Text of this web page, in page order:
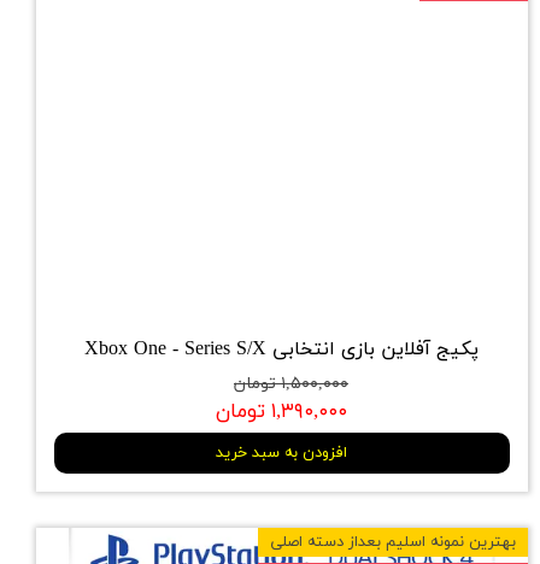
پکیج آفلاین بازی انتخابی Xbox One - Series S/X
۱,۵۰۰,۰۰۰ تومان
۱,۳۹۰,۰۰۰ تومان
افزودن به سبد خرید
بهترین نمونه اسلیم بعداز دسته اصلی